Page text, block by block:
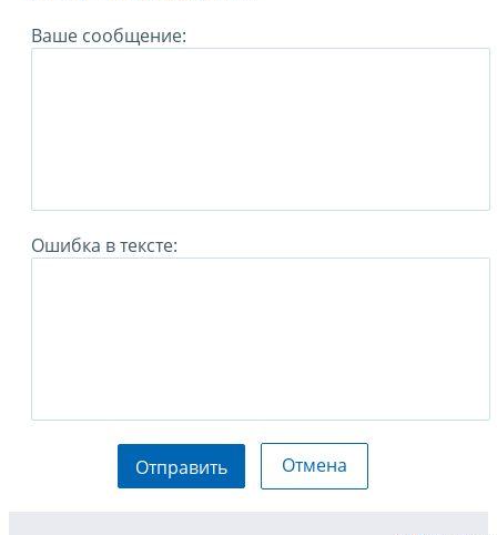
Ваше сообщение:
Ошибка в тексте:
Отправить Отмена